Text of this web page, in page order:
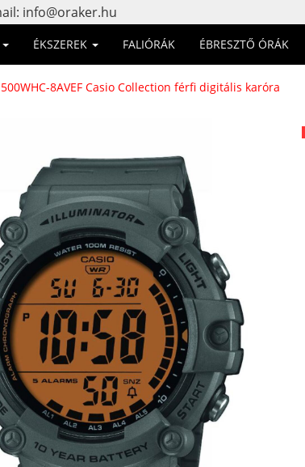
info@oraker.hu
ÉKSZEREK FALIÓRÁK ÉBRESZTŐ ÓRÁK
8AVEF Casio Collection férfi digitális karóra